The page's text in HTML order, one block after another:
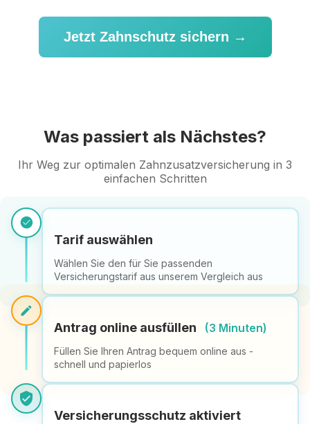
Jetzt Zahnschutz sichern →
Was passiert als Nächstes?
Ihr Weg zur optimalen Zahnzusatzversicherung in 3
einfachen Schritten
check_circle
Tarif auswählen
Wählen Sie den für Sie passenden
Versicherungstarif aus unserem Vergleich aus
edit
Antrag online ausfüllen (3 Minuten)
Füllen Sie Ihren Antrag bequem online aus -
schnell und papierlos
verified_user
Versicherungsschutz aktiviert